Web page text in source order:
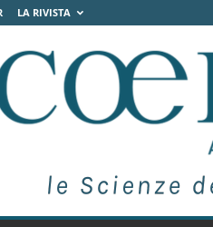
LA RIVISTA